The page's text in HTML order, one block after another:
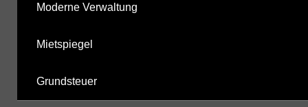
Moderne Verwaltung
Mietspiegel
Grundsteuer